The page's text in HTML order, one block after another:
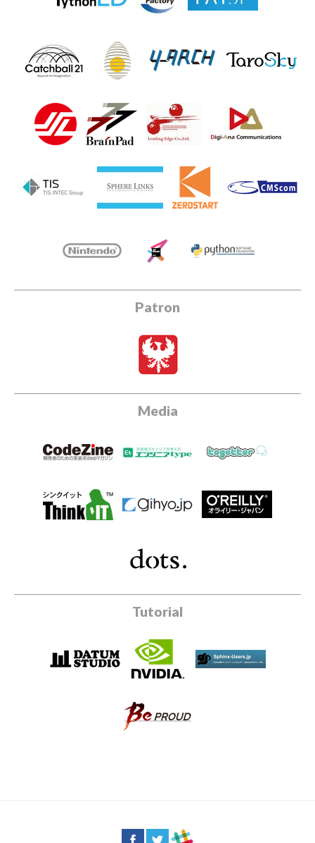
Patron
Media
Tutorial